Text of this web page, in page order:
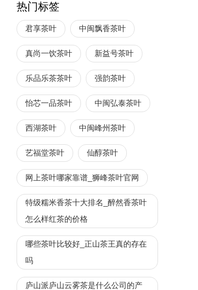
热门标签
君享茶叶 中闽飘香茶叶
真尚一饮茶叶 新益号茶叶
乐品乐茶茶叶 强韵茶叶
怡芯一品茶叶 中闽弘泰茶叶
西湖茶叶 中闽峰州茶叶
艺福堂茶叶 仙醇茶叶
网上茶叶哪家靠谱_狮峰茶叶官网
特级糯米香茶十大排名_醉然香茶叶
怎么样红茶的价格
哪些茶叶比较好_正山茶王真的存在
吗
庐山派庐山云雾茶是什么公司的产